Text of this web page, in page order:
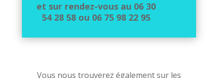
et sur rendez-vous au 06 30
54 28 58 ou 06 75 98 22 95
Vous nous trouverez également sur les